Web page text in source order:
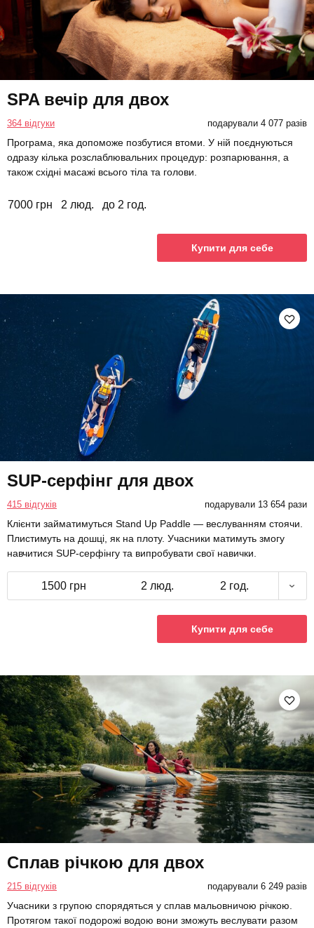
SPA вечір для двох
364 відгуки подарували 4 077 разів
Програма, яка допоможе позбутися втоми. У ній поєднуються
одразу кілька розслаблювальних процедур: розпарювання, а
також східні масажі всього тіла та голови.
7000 грн 2 люд. до 2 год.
Купити для себе
SUP-серфінг для двох
415 відгуків подарували 13 654 рази
Клієнти займатимуться Stand Up Paddle — веслуванням стоячи.
Плистимуть на дошці, як на плоту. Учасники матимуть змогу
навчитися SUP-серфінгу та випробувати свої навички.
1500 грн 2 люд. 2 год.
Купити для себе
Сплав річкою для двох
215 відгуків подарували 6 249 разів
Учасники з групою спорядяться у сплав мальовничою річкою.
Протягом такої подорожі водою вони зможуть веслувати разом